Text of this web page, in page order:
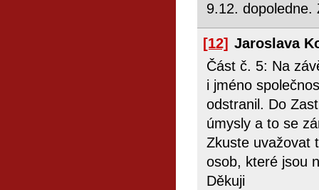
9.12. dopoledne.
[12] Jaroslava
Část č. 5: Na
i jméno
odstranil. Do
úmysly a to se
Zkuste uvažovat
osob, které jsou
Děkuji